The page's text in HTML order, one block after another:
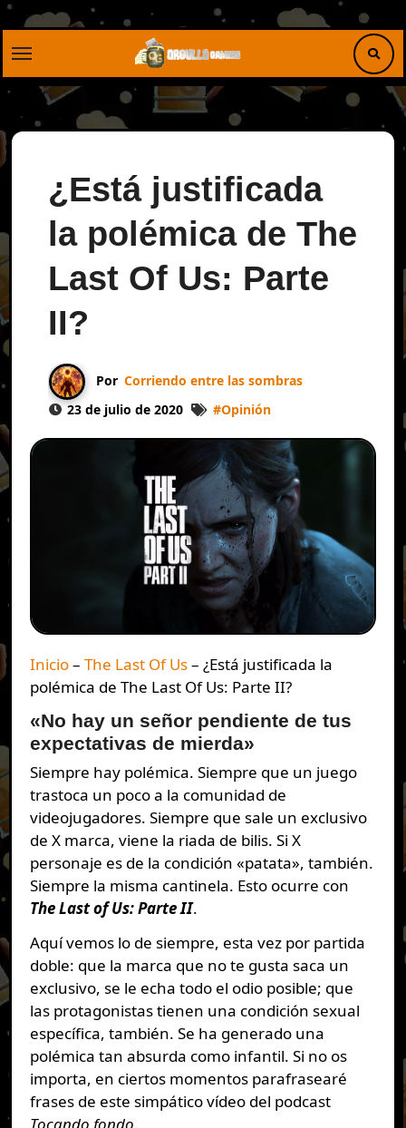
Saltar
¿Está justificada
la polémica de The
Last Of Us: Parte
II?
Por Corriendo entre las sombras
23 de julio de 2020
#Opinión
Inicio– The Last Of Us– ¿Está justificada la
polémica de The Last Of Us: Parte II?
«No hay un señor pendiente de tus
expectativas de mierda»
Siempre hay polémica. Siempre que un juego
trastoca un poco a la comunidad de
videojugadores. Siempre que sale un exclusivo
de X marca, viene la riada de bilis. Si X
personaje es de la condición «patata», también.
Siempre la misma cantinela. Esto ocurre con
The Last of Us: Parte II.
Aquí vemos lo de siempre, esta vez por partida
doble: que la marca que no te gusta saca un
exclusivo, se le echa todo el odio posible; que
las protagonistas tienen una condición sexual
específica, también. Se ha generado una
polémica tan absurda como infantil. Si no os
importa, en ciertos momentos parafrasearé
frases de este simpático vídeo del podcast